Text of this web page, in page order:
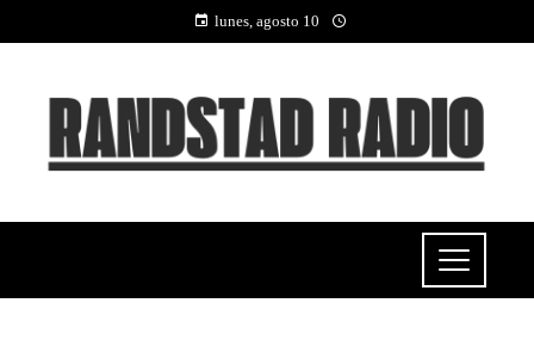
lunes, agosto 10